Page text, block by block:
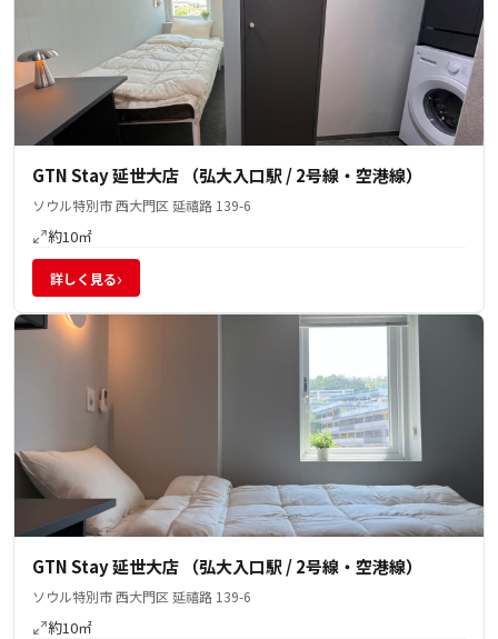
GTN Stay 延世大店 （弘大入口駅 / 2号線・空港線）
ソウル特別市 西大門区 延禧路 139-6
約10㎡
詳しく見る›
GTN Stay 延世大店 （弘大入口駅 / 2号線・空港線）
ソウル特別市 西大門区 延禧路 139-6
約10㎡